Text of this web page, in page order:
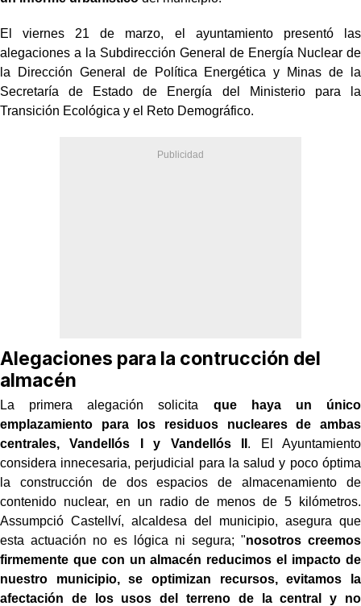
El viernes 21 de marzo, el ayuntamiento presentó las
alegaciones a la Subdirección General de Energía Nuclear de
la Dirección General de Política Energética y Minas de la
Secretaría de Estado de Energía del Ministerio para la
Transición Ecológica y el Reto Demográfico.
Alegaciones para la contrucción del
almacén
La primera alegación solicita que haya un único
emplazamiento para los residuos nucleares de ambas
centrales, Vandellós I y Vandellós II . El Ayuntamiento
considera innecesaria, perjudicial para la salud y poco óptima
la construcción de dos espacios de almacenamiento de
contenido nuclear, en un radio de menos de 5 kilómetros.
Assumpció Castellví, alcaldesa del municipio, asegura que
esta actuación no es lógica ni segura; "nosotros creemos
firmemente que con un almacén reducimos el impacto de
nuestro municipio, se optimizan recursos, evitamos la
afectación de los usos del terreno de la central y no